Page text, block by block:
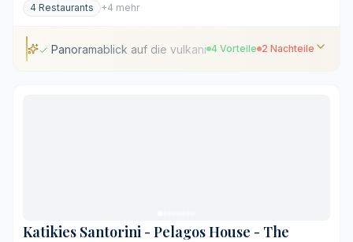
4 Restaurants
+4 mehr
Panoramablick auf die vulkanische Caldera
4 Vorteile 2 Nachteile
Katikies Santorini - Pelagos House - The